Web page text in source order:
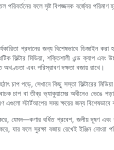
ফলে সৃষ্ট বিপজ্জনক বর্জ্যের
প্রদানের জন্য বিশেষভাবে ডিজাইন
ফিল্টার মিডিয়া, শক্তিশালী এন্ড ক্যাপ
অখণ্ডতা এবং পরিস্রাবণ দক্ষতা বজায় রাখে।
চাপ পড়ে, সেখানে কিছু সস্তা ফিল্টারের
বা তীব্র ভ্যাকুয়ামের অধীনেও ভেঙে
স্টার্টআপের সময় ক্ষয়ের জন্য বিশেষভাবে
যেমন—কণার বর্ধিত প্রবেশ, জলীয় দূষণ
ফলে সুরক্ষা বজায় রেখেই ইঞ্জিন নোংরা